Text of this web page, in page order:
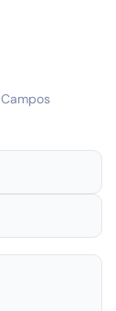
Campos